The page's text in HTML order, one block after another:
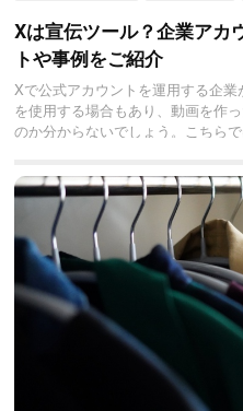
Xは宣伝ツール？企業アカ
トや事例をご紹介
Xで公式アカウントを運用する企
を使用する場合もあり、動画を作
のか分からないでしょう。こちら